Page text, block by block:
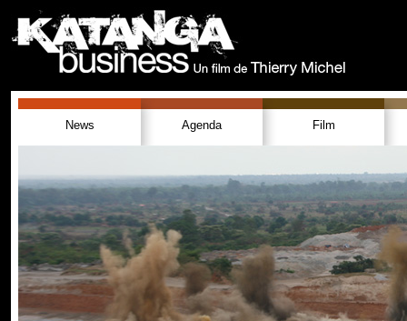
News Agenda Film